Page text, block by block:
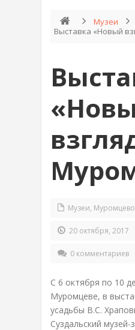
Музеи
Выставка «Новый
Музеи, Муромцево
20 октября, 2017
0 комментариев
С 6 октября по 10
Муромцеве, в
усадьбы В.С.
Суздальский музей-